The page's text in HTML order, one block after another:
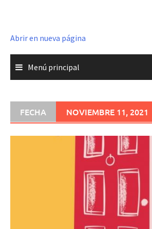
Abrir en nueva página
Menú principal
FECHA NOVIEMBRE 11, 2021